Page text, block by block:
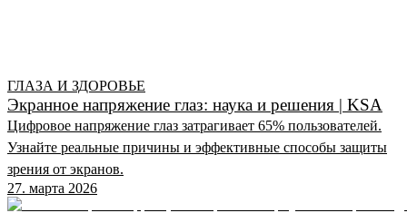
ГЛАЗА И ЗДОРОВЬЕ
Экранное напряжение глаз: наука и решения | KSA
Цифровое напряжение глаз затрагивает 65% пользователей.
Узнайте реальные причины и эффективные способы защиты
зрения от экранов.
27. марта 2026